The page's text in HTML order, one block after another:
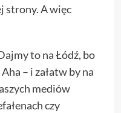
strony. A więc
to na Łódź, bo
– i załatw by na
mediów
czy